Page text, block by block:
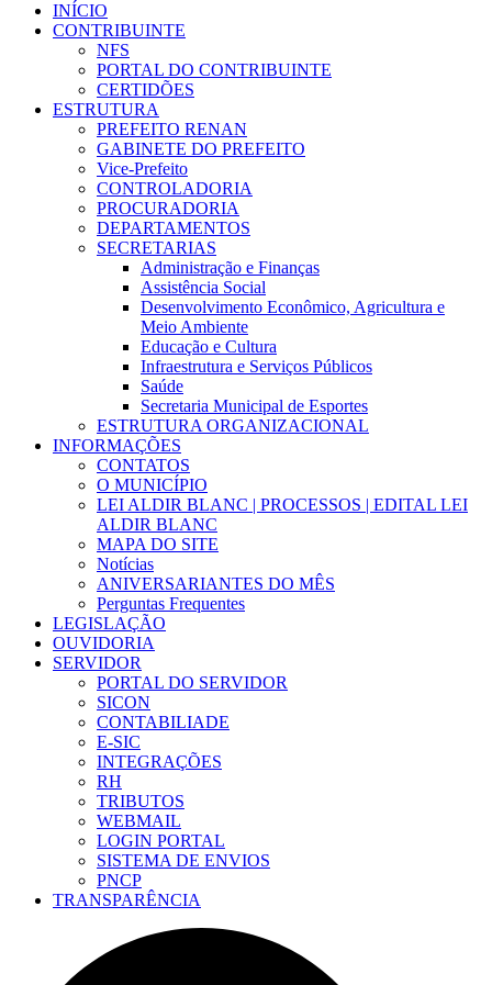
INÍCIO
CONTRIBUINTE
NFS
PORTAL DO CONTRIBUINTE
CERTIDÕES
ESTRUTURA
PREFEITO RENAN
GABINETE DO PREFEITO
Vice-Prefeito
CONTROLADORIA
PROCURADORIA
DEPARTAMENTOS
SECRETARIAS
Administração e Finanças
Assistência Social
Desenvolvimento Econômico, Agricultura e
Meio Ambiente
Educação e Cultura
Infraestrutura e Serviços Públicos
Saúde
Secretaria Municipal de Esportes
ESTRUTURA ORGANIZACIONAL
INFORMAÇÕES
CONTATOS
O MUNICÍPIO
LEI ALDIR BLANC | PROCESSOS | EDITAL LEI
ALDIR BLANC
MAPA DO SITE
Notícias
ANIVERSARIANTES DO MÊS
Perguntas Frequentes
LEGISLAÇÃO
OUVIDORIA
SERVIDOR
PORTAL DO SERVIDOR
SICON
CONTABILIADE
E-SIC
INTEGRAÇÕES
RH
TRIBUTOS
WEBMAIL
LOGIN PORTAL
SISTEMA DE ENVIOS
PNCP
TRANSPARÊNCIA